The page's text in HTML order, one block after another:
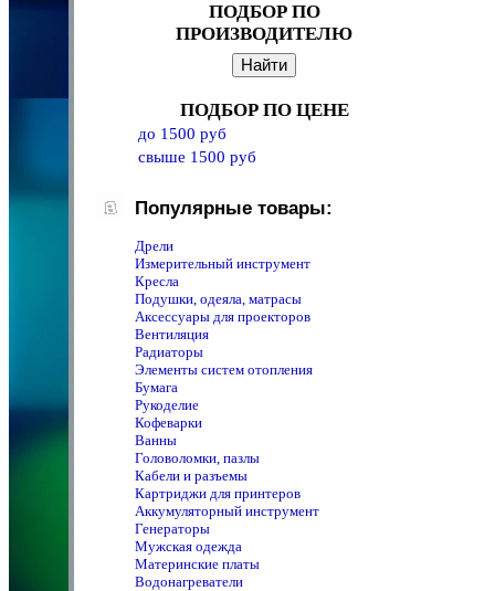
ПОДБОР ПО
ПРОИЗВОДИТЕЛЮ
ПОДБОР ПО ЦЕНЕ
до 1500 руб
свыше 1500 руб
Популярные товары:
Дрели
Измерительный инструмент
Кресла
Подушки, одеяла, матрасы
Аксессуары для проекторов
Вентиляция
Радиаторы
Элементы систем отопления
Бумага
Рукоделие
Кофеварки
Ванны
Головоломки, пазлы
Кабели и разъемы
Картриджи для принтеров
Аккумуляторный инструмент
Генераторы
Мужская одежда
Материнские платы
Водонагреватели